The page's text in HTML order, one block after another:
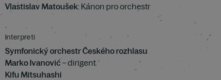
Vlastislav Matoušek: Kánon pro orchestr
Interpreti
Symfonický orchestr Českého rozhlasu
Marko Ivanović– dirigent
Kifu Mitsuhashi